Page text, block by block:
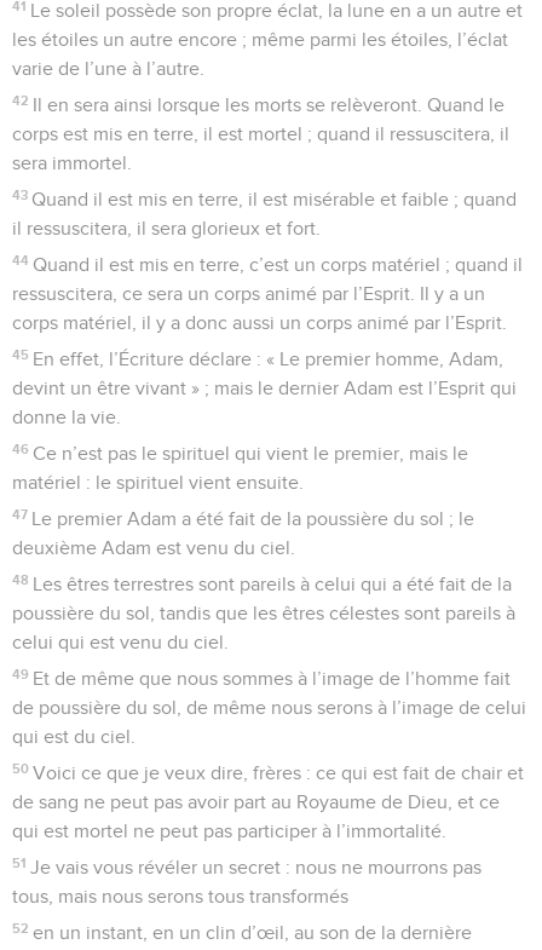
41 Le soleil possède son propre éclat, la lune en a un autre et
les étoiles un autre encore ; même parmi les étoiles, l’éclat
varie de l’une à l’autre.
42 Il en sera ainsi lorsque les morts se relèveront. Quand le
corps est mis en terre, il est mortel ; quand il ressuscitera, il
sera immortel.
43 Quand il est mis en terre, il est misérable et faible ; quand
il ressuscitera, il sera glorieux et fort.
44 Quand il est mis en terre, c’est un corps matériel ; quand il
ressuscitera, ce sera un corps animé par l’Esprit. Il y a un
corps matériel, il y a donc aussi un corps animé par l’Esprit.
45 En effet, l’Écriture déclare : « Le premier homme, Adam,
devint un être vivant » ; mais le dernier Adam est l’Esprit qui
donne la vie.
46 Ce n’est pas le spirituel qui vient le premier, mais le
matériel : le spirituel vient ensuite.
47 Le premier Adam a été fait de la poussière du sol ; le
deuxième Adam est venu du ciel.
48 Les êtres terrestres sont pareils à celui qui a été fait de la
poussière du sol, tandis que les êtres célestes sont pareils à
celui qui est venu du ciel.
49 Et de même que nous sommes à l’image de l’homme fait
de poussière du sol, de même nous serons à l’image de celui
qui est du ciel.
50 Voici ce que je veux dire, frères : ce qui est fait de chair et
de sang ne peut pas avoir part au Royaume de Dieu, et ce
qui est mortel ne peut pas participer à l’immortalité.
51 Je vais vous révéler un secret : nous ne mourrons pas
tous, mais nous serons tous transformés
52 en un instant, en un clin d’œil, au son de la dernière